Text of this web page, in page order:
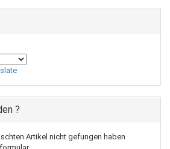
?
Artikel nicht gefungen haben